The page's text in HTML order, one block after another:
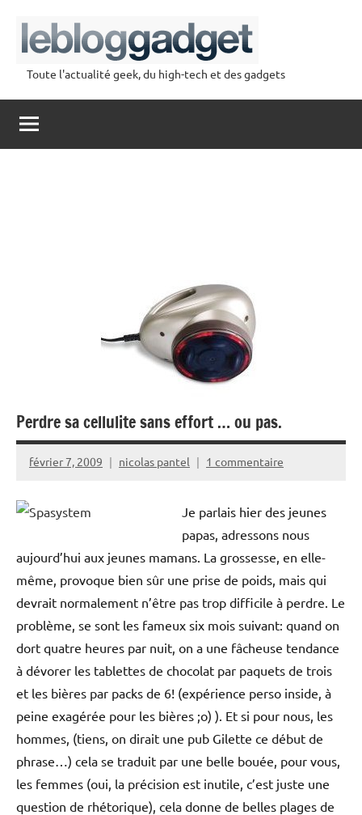
contenu
lebloggadget
Toute l'actualité geek, du high-tech et des gadgets
Perdre sa cellulite sans effort … ou pas.
février 7, 2009 nicolas pantel 1 commentaire
Je parlais hier des jeunes
papas, adressons nous
aujourd’hui aux jeunes mamans. La grossesse, en elle-
même, provoque bien sûr une prise de poids, mais qui
devrait normalement n’être pas trop difficile à perdre. Le
problème, se sont les fameux six mois suivant: quand on
dort quatre heures par nuit, on a une fâcheuse tendance
à dévorer les tablettes de chocolat par paquets de trois
et les bières par packs de 6! (expérience perso inside, à
peine exagérée pour les bières ;o) ). Et si pour nous, les
hommes, (tiens, on dirait une pub Gilette ce début de
phrase…) cela se traduit par une belle bouée, pour vous,
les femmes (oui, la précision est inutile, c’est juste une
question de rhétorique), cela donne de belles plages de